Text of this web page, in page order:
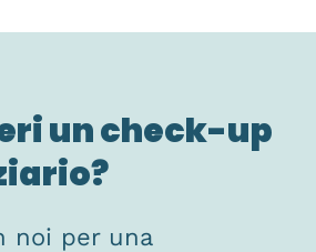
un check-up
noi per una